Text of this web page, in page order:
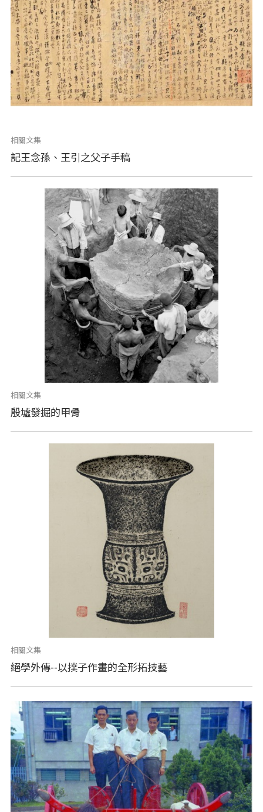
相關文集
記王念孫、王引之父子手稿
相關文集
殷墟發掘的甲骨
相關文集
絕學外傳--以撲子作畫的全形拓技藝